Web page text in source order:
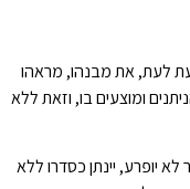
לעת, את מבנהו, מראהו
ומוצעים בו, וזאת ללא
יופרע, יינתן כסדרו ללא